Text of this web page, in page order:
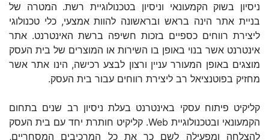
ניסיון בשוק הקמעונאי וניסיון בטכנולוגיית רשת. המטרה של
בניית אתר הינה בראש ובראשונה להוות אמצעי, כלי טכנולוגי
ליצירת רווחים כספיים בזכות חשיפה ברשת האינטרנט. אתר
אינטרנט אשר בנוי באופן בו השירות או המוצרים של בית העסק
מוצגים באופן המעורר עניין ורצון לבצע רכישה, הינו אתר אשר
מחזיק בפוטנציאל רב ליצירת רווחים עבור בית העסק.
קליקיט פיתוח עסקי באינטרנט בעלת ניסיון רב שנים בתחום
הקמעונאי ובטכנולוגיית Web. קליקיט חותרת יחד עם בית העסק
להצלחה ומפעילה לשם כך את כל המרכיבים המסחריים,